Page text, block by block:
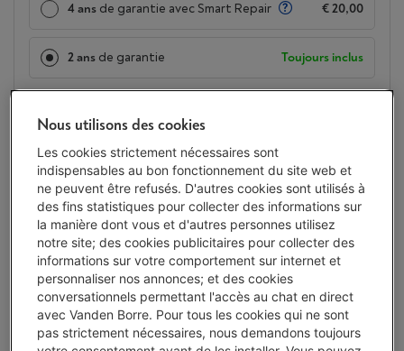
4 ans de garantie avec Smart Repair € 20,00
2 ans de garantie Toujours inclus
€ 166,00
Oupayer par mois-Simulation
Attention, emprunter de l'argent coûte aussi de l'argent.
Moins de 5 en stock, commandez vite !
J'achète
Comparer
Nous utilisons des cookies
Les cookies strictement nécessaires sont
indispensables au bon fonctionnement du site web et
ne peuvent être refusés. D'autres cookies sont utilisés à
des fins statistiques pour collecter des informations sur
la manière dont vous et d'autres personnes utilisez
notre site; des cookies publicitaires pour collecter des
informations sur votre comportement sur internet et
personnaliser nos annonces; et des cookies
conversationnels permettant l'accès au chat en direct
avec Vanden Borre. Pour tous les cookies qui ne sont
pas strictement nécessaires, nous demandons toujours